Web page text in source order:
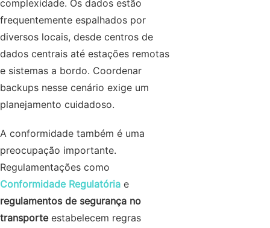
complexidade. Os dados estão
frequentemente espalhados por
diversos locais, desde centros de
dados centrais até estações remotas
e sistemas a bordo. Coordenar
backups nesse cenário exige um
planejamento cuidadoso.
A conformidade também é uma
preocupação importante.
Regulamentações como
Conformidade Regulatória e
regulamentos de segurança no
transporteestabelecem regras